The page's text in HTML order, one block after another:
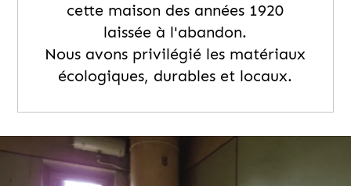
cette maison des années 1920
laissée à l'abandon.
Nous avons privilégié les matériaux
écologiques, durables et locaux.